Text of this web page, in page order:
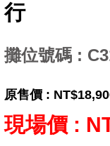
行
攤位號碼 :
原售價 :
現場價 :